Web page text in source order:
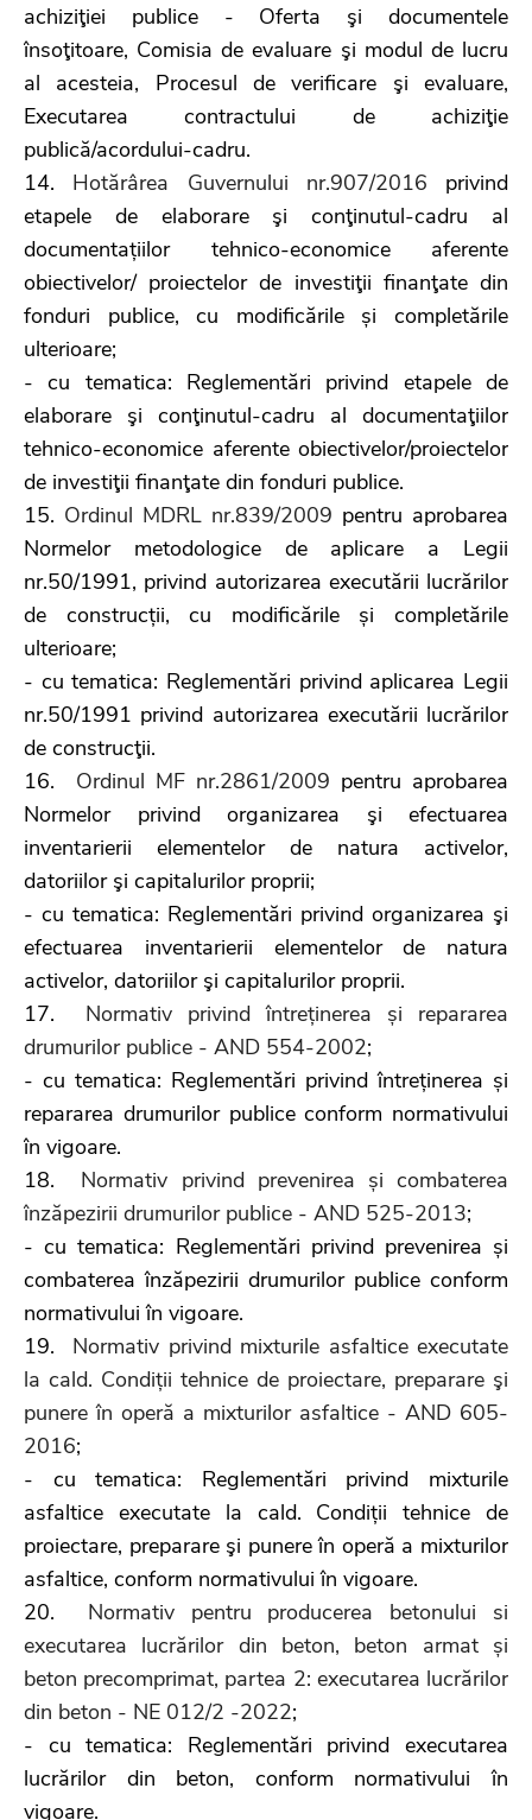
achiziţiei publice - Oferta şi documentele
însoţitoare, Comisia de evaluare şi modul de lucru
al acesteia, Procesul de verificare şi evaluare,
Executarea contractului de achiziţie
publică/acordului-cadru.
14. Hotărârea Guvernului nr.907/2016 privind
etapele de elaborare şi conţinutul-cadru al
documentațiilor tehnico-economice aferente
obiectivelor/ proiectelor de investiţii finanţate din
fonduri publice, cu modificările și completările
ulterioare;
- cu tematica: Reglementări privind etapele de
elaborare şi conţinutul-cadru al documentaţiilor
tehnico-economice aferente obiectivelor/proiectelor
de investiţii finanţate din fonduri publice.
15. Ordinul MDRL nr.839/2009 pentru aprobarea
Normelor metodologice de aplicare a Legii
nr.50/1991, privind autorizarea executării lucrărilor
de construcții, cu modificările și completările
ulterioare;
- cu tematica: Reglementări privind aplicarea Legii
nr.50/1991 privind autorizarea executării lucrărilor
de construcţii.
16. Ordinul MF nr.2861/2009 pentru aprobarea
Normelor privind organizarea şi efectuarea
inventarierii elementelor de natura activelor,
datoriilor şi capitalurilor proprii;
- cu tematica: Reglementări privind organizarea şi
efectuarea inventarierii elementelor de natura
activelor, datoriilor şi capitalurilor proprii.
17. Normativ privind întreținerea și repararea
drumurilor publice - AND 554-2002;
- cu tematica: Reglementări privind întreținerea și
repararea drumurilor publice conform normativului
în vigoare.
18. Normativ privind prevenirea și combaterea
înzăpezirii drumurilor publice - AND 525-2013;
- cu tematica: Reglementări privind prevenirea și
combaterea înzăpezirii drumurilor publice conform
normativului în vigoare.
19. Normativ privind mixturile asfaltice executate
la cald. Condiții tehnice de proiectare, preparare şi
punere în operă a mixturilor asfaltice - AND 605-
2016;
- cu tematica: Reglementări privind mixturile
asfaltice executate la cald. Condiții tehnice de
proiectare, preparare şi punere în operă a mixturilor
asfaltice, conform normativului în vigoare.
20. Normativ pentru producerea betonului si
executarea lucrărilor din beton, beton armat și
beton precomprimat, partea 2: executarea lucrărilor
din beton - NE 012/2 -2022;
- cu tematica: Reglementări privind executarea
lucrărilor din beton, conform normativului în
vigoare.